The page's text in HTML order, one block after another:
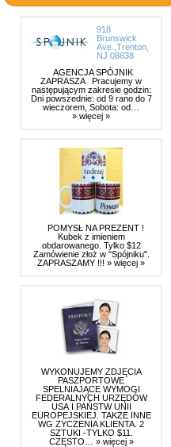
918
Brunswick
Ave.,Trenton,
NJ 08638
AGENCJA SPÓJNIK
ZAPRASZA Pracujemy w
następującym zakresie godzin:
Dni powszednie: od 9 rano do 7
wieczorem, Sobota: od…
» więcej »
POMYSŁ NA PREZENT !
Kubek z imieniem
obdarowanego. Tylko $12
Zamówienie złoż w "Spójniku".
ZAPRASZAMY !!! » więcej »
WYKONUJEMY ZDJĘCIA
PASZPORTOWE
SPELNIAJĄCE WYMOGI
FEDERALNYCH URZĘDÓW
USA I PAŃSTW UNII
EUROPEJSKIEJ. TAKŻE INNE
WG ZYCZENIA KLIENTA. 2
SZTUKI -TYLKO $11.
CZĘSTO… » więcej »